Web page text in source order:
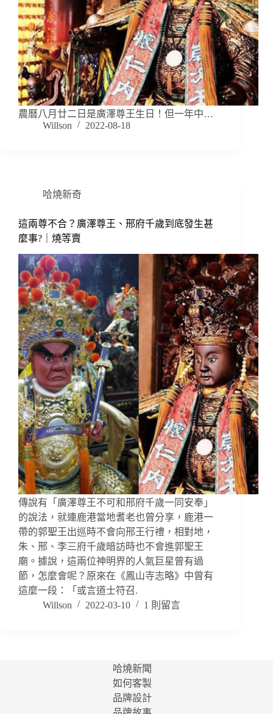
農曆八月廿二日是廣澤尊王生日！但一年中…
Willson
2022-08-18
哈燒新奇
這兩尊不合？廣澤尊王、邢府千歲到底發生甚
麼事?｜燒等賣
傳說有「廣澤尊王不可和邢府千歲一同安奉」
的說法，就連鹿港當地耆老也曾分享，鹿港一
帶的郭聖王出巡時不會向邢王行禮，相對地，
朱、邢、李三府千歲暗訪時也不會進郭聖王
廟。據說，這兩位神明界的人氣巨星曾有過
節，怎麼會呢？原來在《鳳山寺志略》中曾有
這麼一段：「或言道士符召.
Willson
2022-03-10 1 則留言
哈燒新聞
如何客製
品牌設計